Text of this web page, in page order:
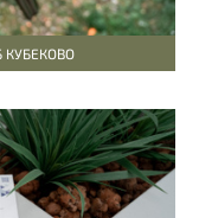
КУБЕКОВО